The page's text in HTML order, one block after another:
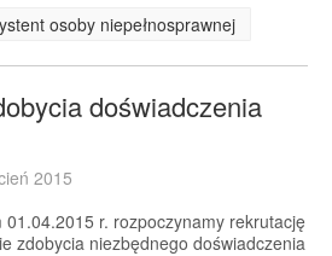
osoby niepełnosprawnej
doświadczenia
2015
01.04.2015 r. rozpoczynamy rekrutację
zdobycia niezbędnego doświadczenia